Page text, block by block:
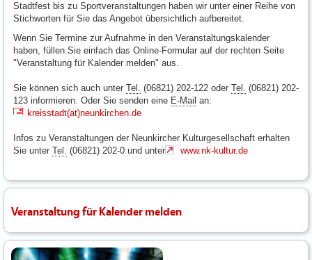
Stadtfest bis zu Sportveranstaltungen haben wir unter einer Reihe von
Stichworten für Sie das Angebot übersichtlich aufbereitet.
Wenn Sie Termine zur Aufnahme in den Veranstaltungskalender
haben, füllen Sie einfach das Online-Formular auf der rechten Seite
"Veranstaltung für Kalender melden" aus.
Sie können sich auch unter Tel. (06821) 202-122 oder Tel. (06821) 202-
123 informieren. Oder Sie senden eine E-Mail an:
kreisstadt(at)neunkirchen.de
Infos zu Veranstaltungen der Neunkircher Kulturgesellschaft erhalten
Sie unter Tel. (06821) 202-0 und unter www.nk-kultur.de
Veranstaltung für Kalender melden